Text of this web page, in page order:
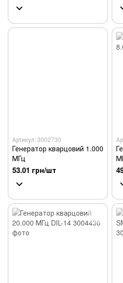
Артикул: 3002730
Генератор кварцовий 1.000
МГц
53.01 грн/шт